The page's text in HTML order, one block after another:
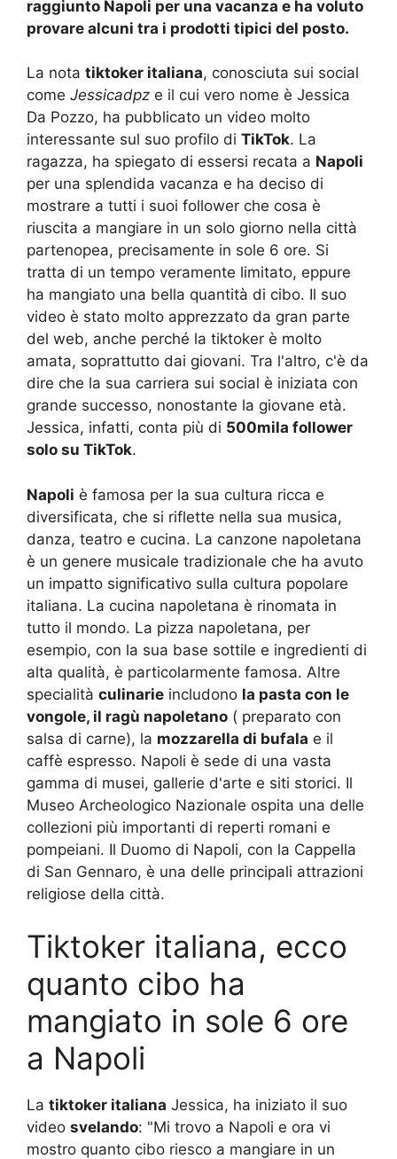
raggiunto Napoli per una vacanza e ha voluto
provare alcuni tra i prodotti tipici del posto.
La nota tiktoker italiana, conosciuta sui social
come Jessicadpz e il cui vero nome è Jessica
Da Pozzo, ha pubblicato un video molto
interessante sul suo profilo di TikTok. La
ragazza, ha spiegato di essersi recata a Napoli
per una splendida vacanza e ha deciso di
mostrare a tutti i suoi follower che cosa è
riuscita a mangiare in un solo giorno nella città
partenopea, precisamente in sole 6 ore. Si
tratta di un tempo veramente limitato, eppure
ha mangiato una bella quantità di cibo. Il suo
video è stato molto apprezzato da gran parte
del web, anche perché la tiktoker è molto
amata, soprattutto dai giovani. Tra l'altro, c'è da
dire che la sua carriera sui social è iniziata con
grande successo, nonostante la giovane età.
Jessica, infatti, conta più di 500mila follower
solo su TikTok.
Napoli è famosa per la sua cultura ricca e
diversificata, che si riflette nella sua musica,
danza, teatro e cucina. La canzone napoletana
è un genere musicale tradizionale che ha avuto
un impatto significativo sulla cultura popolare
italiana. La cucina napoletana è rinomata in
tutto il mondo. La pizza napoletana, per
esempio, con la sua base sottile e ingredienti di
alta qualità, è particolarmente famosa. Altre
specialità culinarie includono la pasta con le
vongole, il ragù napoletano ( preparato con
salsa di carne), la mozzarella di bufala e il
caffè espresso. Napoli è sede di una vasta
gamma di musei, gallerie d'arte e siti storici. Il
Museo Archeologico Nazionale ospita una delle
collezioni più importanti di reperti romani e
pompeiani. Il Duomo di Napoli, con la Cappella
di San Gennaro, è una delle principali attrazioni
religiose della città.
Tiktoker italiana, ecco
quanto cibo ha
mangiato in sole 6 ore
a Napoli
La tiktoker italiana Jessica, ha iniziato il suo
video svelando: "Mi trovo a Napoli e ora vi
mostro quanto cibo riesco a mangiare in un